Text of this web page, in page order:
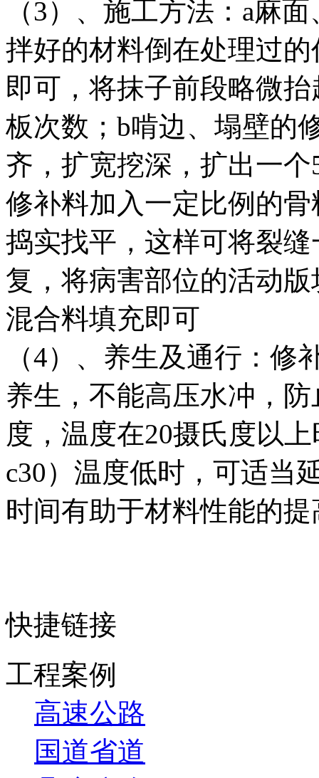
（3）、施工方法：a麻
拌好的材料倒在处理过
即可，将抹子前段略微
板次数；b啃边、塌壁的
齐，扩宽挖深，扩出一
修补料加入一定比例的
捣实找平，这样可将裂
复，将病害部位的活动
混合料填充即可
（4）、养生及通行：
养生，不能高压水冲，
度，温度在20摄氏度以
c30）温度低时，可适当
时间有助于材料性能的提
快捷链接
工程案例
高速公路
国道省道